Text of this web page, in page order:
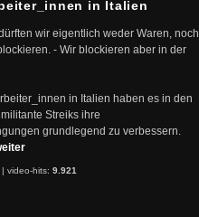
in Italien
wir eigentlich weder Waren, noch
- Wir blockieren aber in der
in Italien haben es in den
Streiks ihre
grundlegend zu verbessern.
| video-hits: 9.921